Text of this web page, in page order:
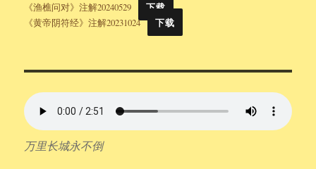
《渔樵问对》注解20240529
下载
《黄帝阴符经》注解20231024
下载
万里长城永不倒